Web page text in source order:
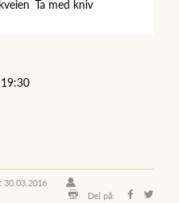
Ta med kniv
30.03.2016
Del på: